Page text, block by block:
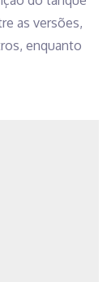
as versões,
enquanto